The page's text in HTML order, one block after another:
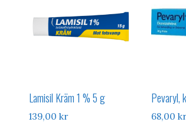
Lamisil Kräm 1 % 5 g
139,00 kr
Pevaryl,
68,00 kr